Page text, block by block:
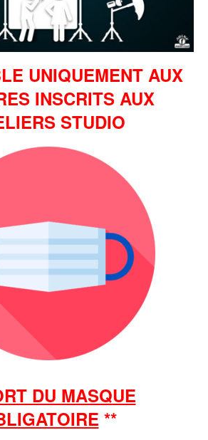
UNIQUEMENT AUX
INSCRITS AUX
STUDIO
DU MASQUE
**